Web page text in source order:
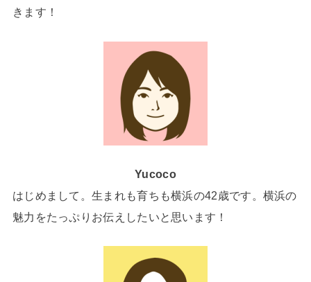
きます！
Yucoco
はじめまして。生まれも育ちも横浜の42歳です。横浜の
魅力をたっぷりお伝えしたいと思います！